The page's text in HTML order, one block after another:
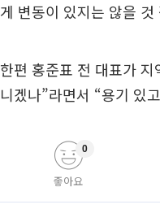
게 변동이 있지는 않을
한편 홍준표 전 대표가
니겠나”라면서 “용기 있
좋아요
0